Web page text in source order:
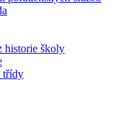
historie školy
třídy